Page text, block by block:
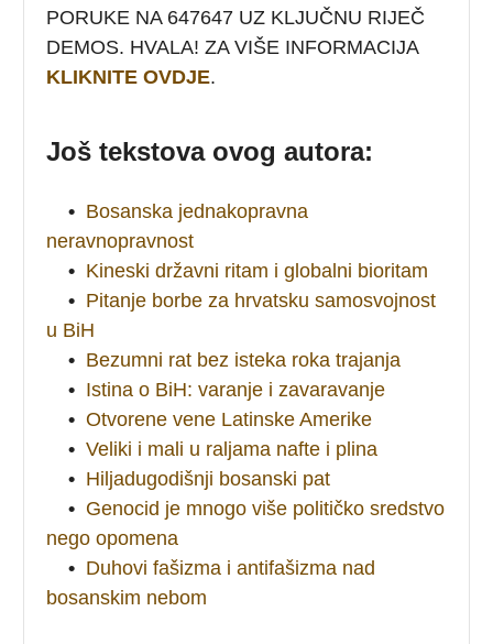
PORUKE NA 647647 UZ KLJUČNU RIJEČ
DEMOS. HVALA! ZA VIŠE INFORMACIJA
KLIKNITE OVDJE.
Još tekstova ovog autora:
• Bosanska jednakopravna
neravnopravnost
• Kineski državni ritam i globalni bioritam
• Pitanje borbe za hrvatsku samosvojnost
u BiH
• Bezumni rat bez isteka roka trajanja
• Istina o BiH: varanje i zavaravanje
• Otvorene vene Latinske Amerike
• Veliki i mali u raljama nafte i plina
• Hiljadugodišnji bosanski pat
• Genocid je mnogo više političko sredstvo
nego opomena
• Duhovi fašizma i antifašizma nad
bosanskim nebom